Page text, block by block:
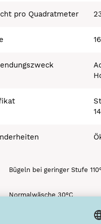
pro Quadratmeter
Bügeln bei geringer Stufe
Normalwäsche 30°C